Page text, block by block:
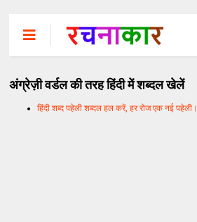
अंग्रेज़ी वर्डल की तरह हिंदी में शब्दल खेलें
हिंदी शब्द पहेली शब्दल हल करें, हर रोज एक नई पहेली।